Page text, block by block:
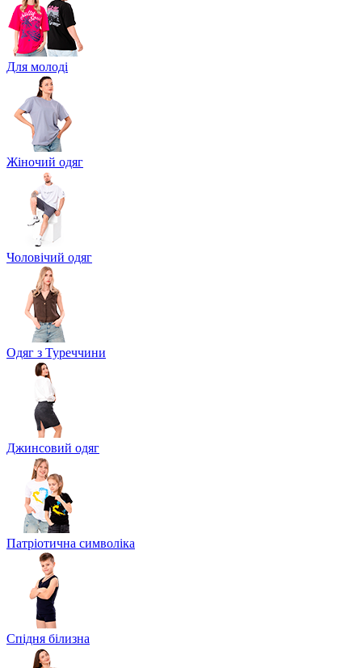
Для молоді
Жіночий одяг
Чоловічий одяг
Одяг з Туреччини
Джинсовий одяг
Патріотична символіка
Спідня білизна